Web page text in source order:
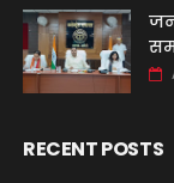
RECENT POSTS